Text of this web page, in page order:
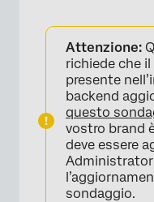
Attenzione:
richiede che
presente
backend
questo
vostro brand
deve essere
sondaggio.